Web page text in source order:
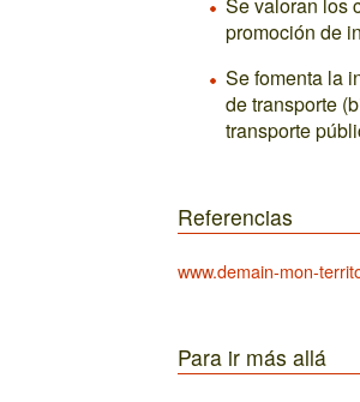
promoción de
Se fomenta la
de transporte
transporte
Referencias
www.demain-mon-
Para ir más allá